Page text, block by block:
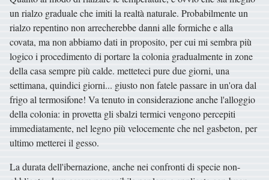
un rialzo graduale che imiti la realtà naturale. Probabilmente un
rialzo repentino non arrecherebbe danni alle formiche e alla
covata, ma non abbiamo dati in proposito, per cui mi sembra più
logico i procedimento di portare la colonia gradualmente in zone
della casa sempre più calde. metteteci pure due giorni, una
settimana, quindici giorni... giusto non fatele passare in un'ora dal
frigo al termosifone! Va tenuto in considerazione anche l'alloggio
della colonia: in provetta gli sbalzi termici vengono percepiti
immediatamente, nel legno più velocemente che nel gasbeton, per
ultimo metterei il gesso.
La durata dell'ibernazione, anche nei confronti di specie non-